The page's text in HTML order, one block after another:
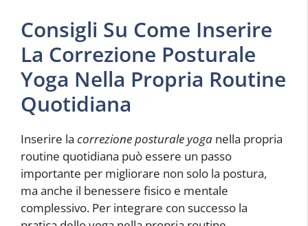
Consigli Su Come Inserire
La Correzione Posturale
Yoga Nella Propria Routine
Quotidiana
Inserire la correzione posturale yoga nella propria
routine quotidiana può essere un passo
importante per migliorare non solo la postura,
ma anche il benessere fisico e mentale
complessivo. Per integrare con successo la